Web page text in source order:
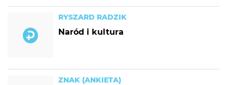
RYSZARD RADZIK
Naród i kultura
ZNAK (ANKIETA)